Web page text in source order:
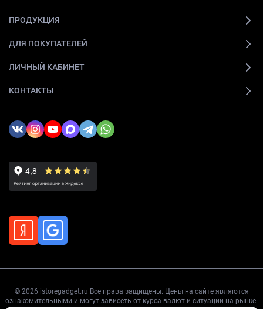
ПРОДУКЦИЯ
ДЛЯ ПОКУПАТЕЛЕЙ
ЛИЧНЫЙ КАБИНЕТ
КОНТАКТЫ
© 2026 istoregadget.ru Все права защищены. Цены на сайте являются
ознакомительными и могут зависеть от курса валют и ситуации на рынке.